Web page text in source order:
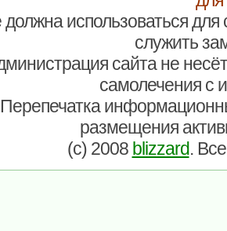
должна использоваться
служить
сайта не
самолечения с
Перепечатка
размещения
(c) 2008 blizzard.